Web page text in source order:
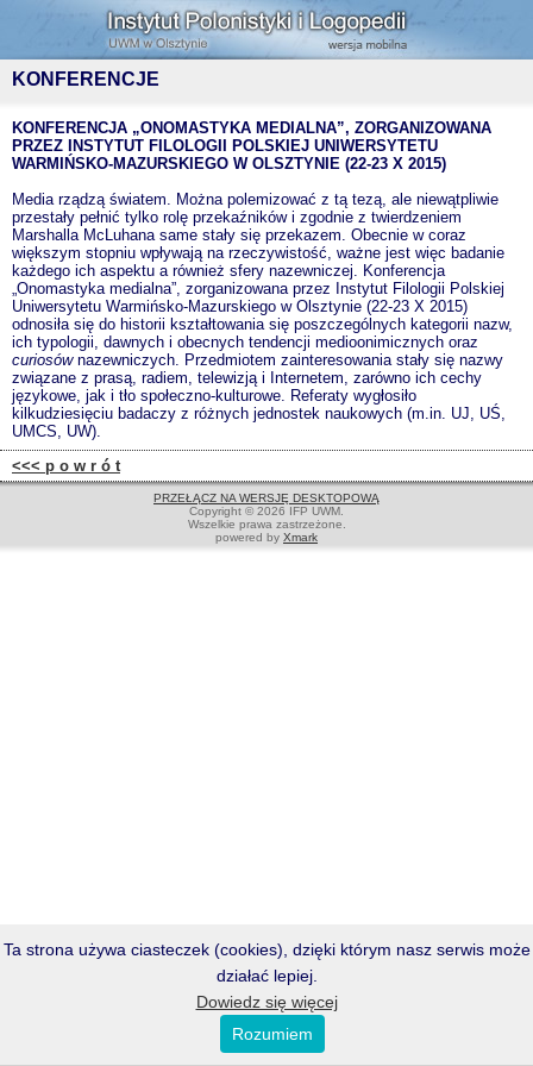
KONFERENCJE
KONFERENCJA „ONOMASTYKA MEDIALNA”, ZORGANIZOWANA
PRZEZ INSTYTUT FILOLOGII POLSKIEJ UNIWERSYTETU
WARMIŃSKO-MAZURSKIEGO W OLSZTYNIE (22-23 X 2015)
Media rządzą światem. Można polemizować z tą tezą, ale niewątpliwie
przestały pełnić tylko rolę przekaźników i zgodnie z twierdzeniem
Marshalla McLuhana same stały się przekazem. Obecnie w coraz
większym stopniu wpływają na rzeczywistość, ważne jest więc badanie
każdego ich aspektu a również sfery nazewniczej. Konferencja
„Onomastyka medialna”, zorganizowana przez Instytut Filologii Polskiej
Uniwersytetu Warmińsko-Mazurskiego w Olsztynie (22-23 X 2015)
odnosiła się do historii kształtowania się poszczególnych kategorii nazw,
ich typologii, dawnych i obecnych tendencji medioonimicznych oraz
curiosównazewniczych. Przedmiotem zainteresowania stały się nazwy
związane z prasą, radiem, telewizją i Internetem, zarówno ich cechy
językowe, jak i tło społeczno-kulturowe. Referaty wygłosiło
kilkudziesięciu badaczy z różnych jednostek naukowych (m.in. UJ, UŚ,
UMCS, UW).
<<< p o w r ó t
PRZEŁĄCZ NA WERSJĘ DESKTOPOWĄ
Copyright © 2026 IFP UWM.
Wszelkie prawa zastrzeżone.
powered by Xmark
Ta strona używa ciasteczek (cookies), dzięki którym nasz serwis może
działać lepiej.
Dowiedz się więcej
Rozumiem